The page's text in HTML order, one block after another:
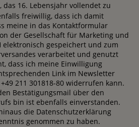
16. Lebensjahr vollendet zu
freiwillig, dass ich damit
meine in das Kontaktformular
der Gesellschaft für Marketing und
gespeichert und zum
verarbeitet und genutzt
dass ich meine Einwilligung
Link im Newsletter
211 301818-80 widerrufen kann.
Bestätigungsmail über den
bin ist ebenfalls einverstanden.
die Datenschutzerklärung
genommen zu haben.